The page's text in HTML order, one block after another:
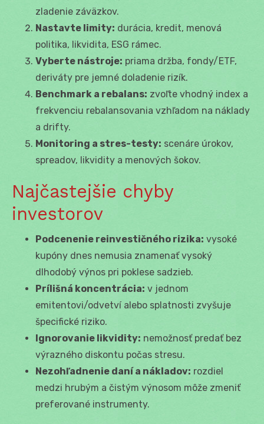
zladenie záväzkov.
Nastavte limity: durácia, kredit, menová
politika, likvidita, ESG rámec.
Vyberte nástroje: priama držba, fondy/ETF,
deriváty pre jemné doladenie rizík.
Benchmark a rebalans: zvoľte vhodný index a
frekvenciu rebalansovania vzhľadom na náklady
a drifty.
Monitoring a stres-testy: scenáre úrokov,
spreadov, likvidity a menových šokov.
Najčastejšie chyby
investorov
Podcenenie reinvestičného rizika: vysoké
kupóny dnes nemusia znamenať vysoký
dlhodobý výnos pri poklese sadzieb.
Prílišná koncentrácia: v jednom
emitentovi/odvetví alebo splatnosti zvyšuje
špecifické riziko.
Ignorovanie likvidity: nemožnosť predať bez
výrazného diskontu počas stresu.
Nezohľadnenie daní a nákladov: rozdiel
medzi hrubým a čistým výnosom môže zmeniť
preferované instrumenty.